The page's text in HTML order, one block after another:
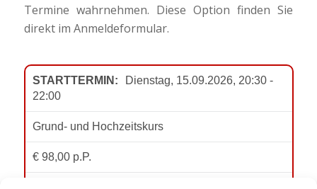
Termine wahrnehmen. Diese Option finden Sie
direkt im Anmeldeformular.